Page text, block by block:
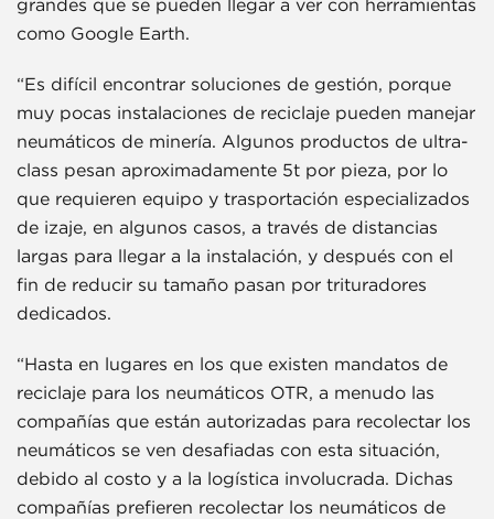
grandes que se pueden llegar a ver con herramientas
como Google Earth.
“Es difícil encontrar soluciones de gestión, porque
muy pocas instalaciones de reciclaje pueden manejar
neumáticos de minería. Algunos productos de ultra-
class pesan aproximadamente 5t por pieza, por lo
que requieren equipo y trasportación especializados
de izaje, en algunos casos, a través de distancias
largas para llegar a la instalación, y después con el
fin de reducir su tamaño pasan por trituradores
dedicados.
“Hasta en lugares en los que existen mandatos de
reciclaje para los neumáticos OTR, a menudo las
compañías que están autorizadas para recolectar los
neumáticos se ven desafiadas con esta situación,
debido al costo y a la logística involucrada. Dichas
compañías prefieren recolectar los neumáticos de